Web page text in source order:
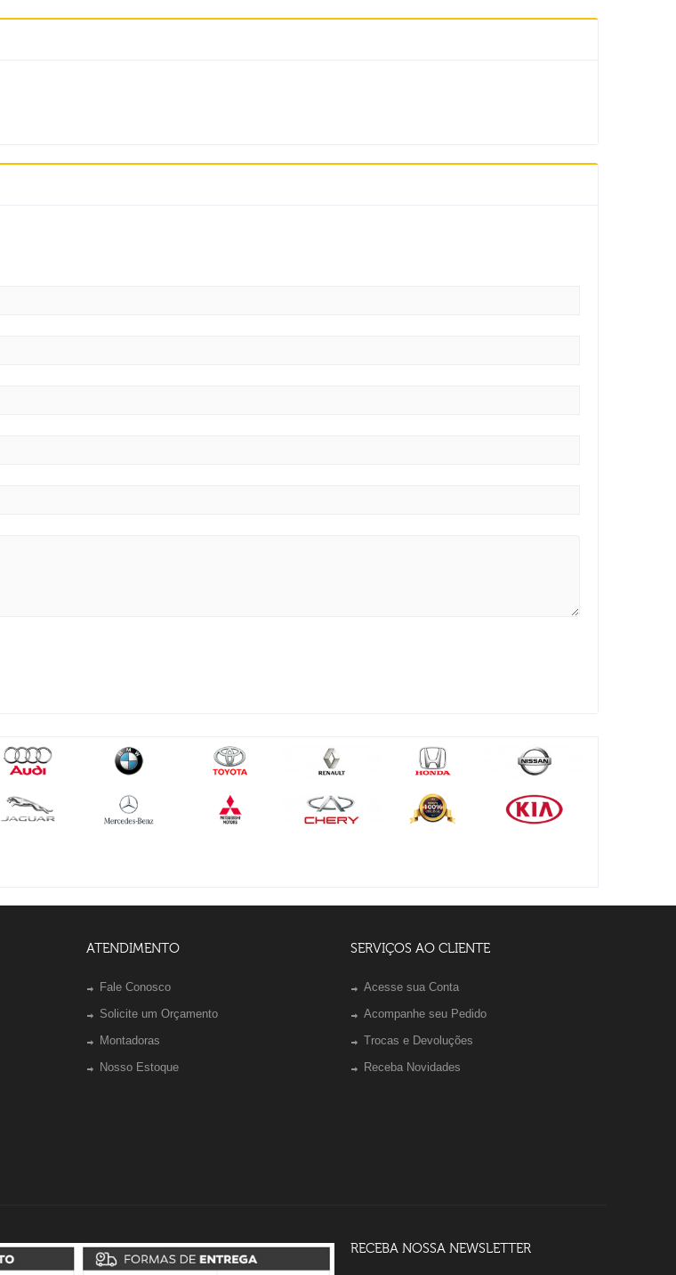
ATENDIMENTO
Fale Conosco
Solicite um Orçamento
Montadoras
Nosso Estoque
SERVIÇOS AO CLIENTE
Acesse sua Conta
Acompanhe seu Pedido
Trocas e Devoluções
Receba Novidades
RECEBA NOSSA NEWSLETTER